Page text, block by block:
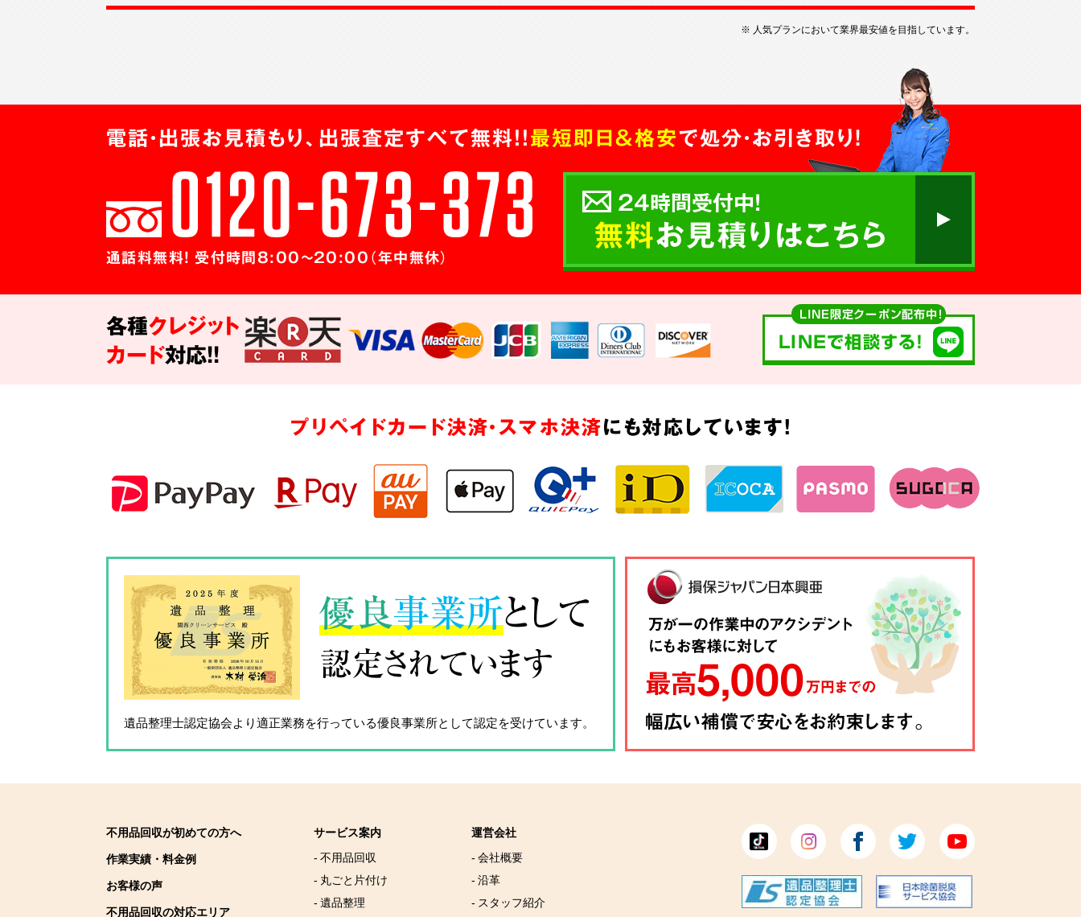
※ 人気プランにおいて業界最安値を目指しています。
電話・出張お見積もり、出張査定すべて無料!!最短即日＆格安で処分・お引き取り！
通話料無料! 受付時間8:00～20:00（年中無休）
24時間受付中!
無料お見積りはこちら
各種クレジット
カード対応!!
LINE限定クーポン配布中！
LINEで相談する!
プリペイドカード決済・スマホ決済にも対応しています!
優良事業所として
認定されています
遺品整理士認定協会より適正業務を行っている優良事業所として認定を受けています。
不用品回収が初めての方へ
作業実績・料金例
お客様の声
不用品回収の対応エリア
サービス案内
- 不用品回収
- 丸ごと片付け
- 遺品整理
運営会社
- 会社概要
- 沿革
- スタッフ紹介